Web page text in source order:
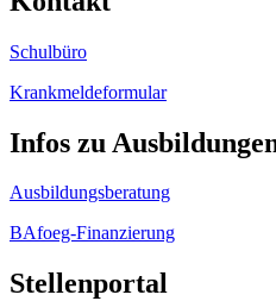
Schulbüro
Krankmeldeformular
Infos zu
Ausbildungsberatung
BAfoeg-Finanzierung
Stellenportal